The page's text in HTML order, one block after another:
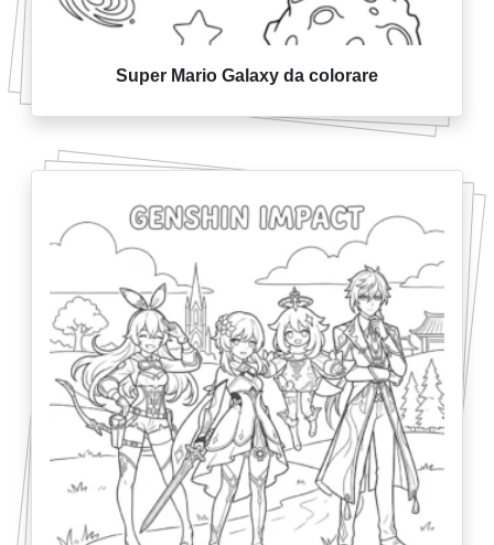
Super Mario Galaxy da colorare